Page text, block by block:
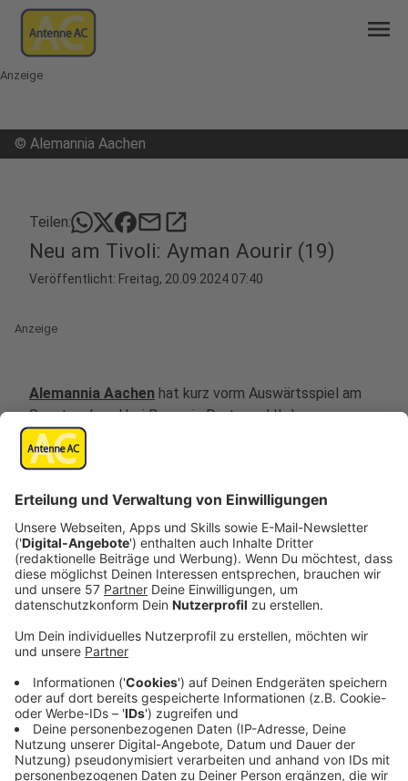
menu
Anzeige
© Alemannia Aachen
Teilen: mailopen_in_new
Neu am Tivoli: Ayman Aourir (19)
Veröffentlicht: Freitag, 20.09.2024 07:40
Anzeige
Alemannia Aachen hat kurz vorm Auswärtsspiel am
Sonntagabend bei Borussia Dortmund II den
offensiven Mittelfeldspieler
verpflichtet.
Der 19-Jährige hat zuletzt schon mit der Mannschaft
Bayer Leverkusen unter Vertrag.
Anzeige
Infos der Alemannia zu Ayman Aourir:
Anzeige
Aus der Jugend von Viktoria Köln war der gebürtige